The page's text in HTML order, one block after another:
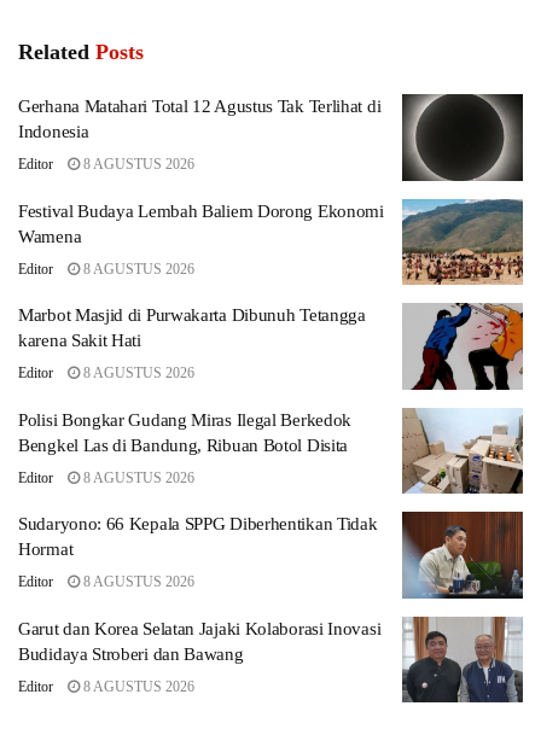
Related Posts
Gerhana Matahari Total 12 Agustus Tak Terlihat di
Indonesia
Editor 8 AGUSTUS 2026
Festival Budaya Lembah Baliem Dorong Ekonomi
Wamena
Editor 8 AGUSTUS 2026
Marbot Masjid di Purwakarta Dibunuh Tetangga
karena Sakit Hati
Editor 8 AGUSTUS 2026
Polisi Bongkar Gudang Miras Ilegal Berkedok
Bengkel Las di Bandung, Ribuan Botol Disita
Editor 8 AGUSTUS 2026
Sudaryono: 66 Kepala SPPG Diberhentikan Tidak
Hormat
Editor 8 AGUSTUS 2026
Garut dan Korea Selatan Jajaki Kolaborasi Inovasi
Budidaya Stroberi dan Bawang
Editor 8 AGUSTUS 2026